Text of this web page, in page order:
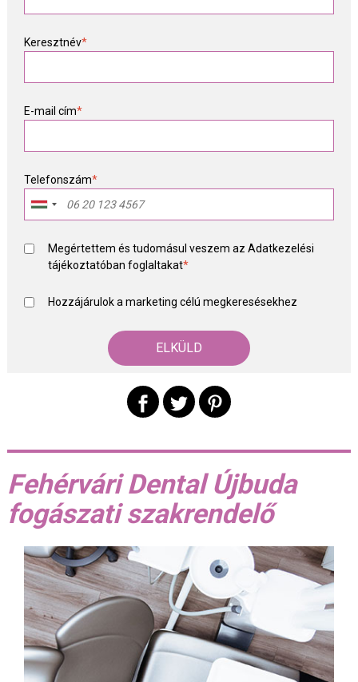
Keresztnév*
E-mail cím*
Telefonszám*
Megértettem és tudomásul veszem azAdatkezelési
tájékoztatóban foglaltakat*
Hozzájárulok a marketing célú megkeresésekhez
Fehérvári Dental Újbuda
fogászati szakrendelő